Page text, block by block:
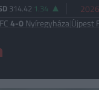
314.42 1.34
|Újpest FC4-2